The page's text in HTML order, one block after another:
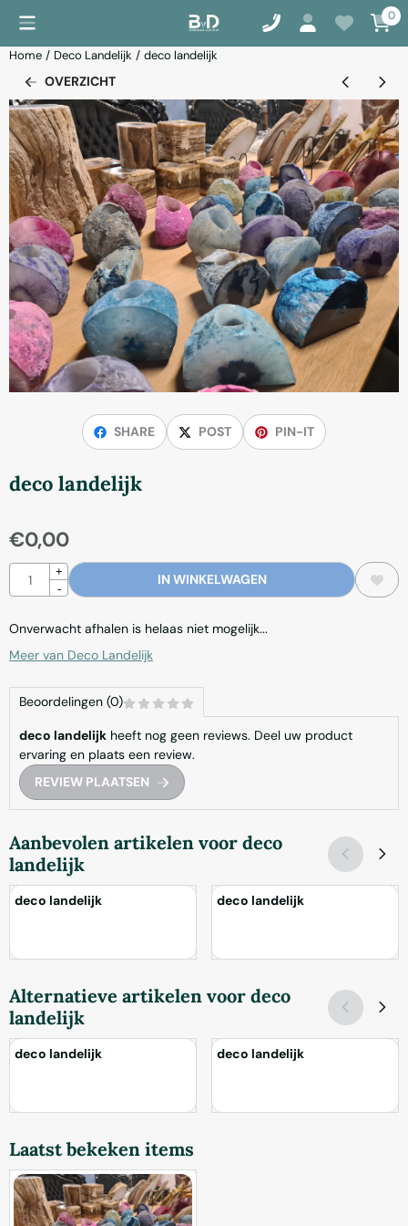
0
Home / Deco Landelijk / deco landelijk
OVERZICHT
SHARE POST PIN-IT
deco landelijk
€0,00
Aantal
+
-
IN WINKELWAGEN
Onverwacht afhalen is helaas niet mogelijk...
Meer van Deco Landelijk
Beoordelingen (0)
deco landelijk heeft nog geen reviews. Deel uw product
ervaring en plaats een review.
REVIEW PLAATSEN
Aanbevolen artikelen voor deco
landelijk
deco landelijk
Prijs niet zichtbaar
deco landelijk
Prijs niet zichtbaar
Alternatieve artikelen voor deco
landelijk
deco landelijk
Prijs niet zichtbaar
deco landelijk
Prijs niet zichtbaar
Laatst bekeken items